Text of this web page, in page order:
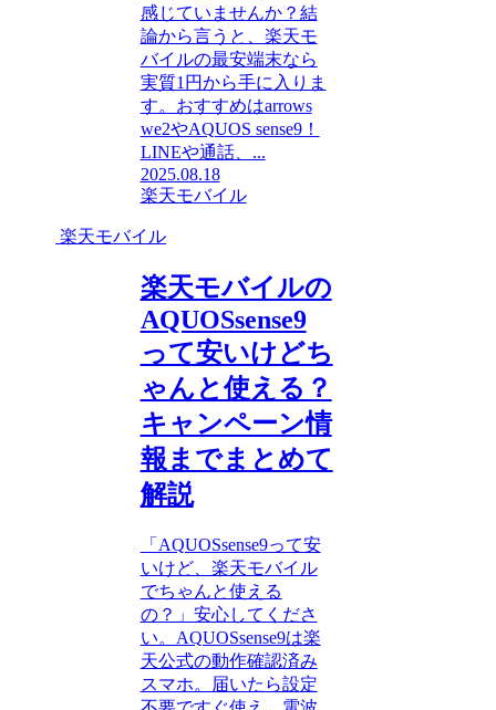
感じていませんか？結
論から言うと、楽天モ
バイルの最安端末なら
実質1円から手に入りま
す。おすすめはarrows
we2やAQUOS sense9！
LINEや通話、...
2025.08.18
楽天モバイル
楽天モバイル
楽天モバイルの
AQUOSsense9
って安いけどち
ゃんと使える？
キャンペーン情
報までまとめて
解説
「AQUOSsense9って安
いけど、楽天モバイル
でちゃんと使える
の？」安心してくださ
い。AQUOSsense9は楽
天公式の動作確認済み
スマホ。届いたら設定